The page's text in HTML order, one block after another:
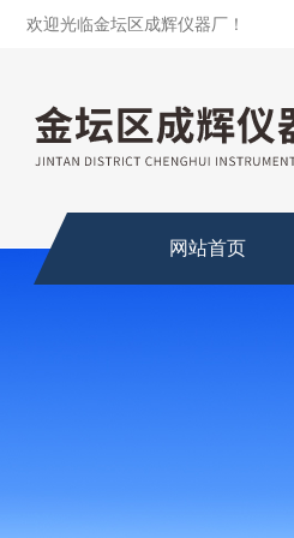
欢迎光临金坛区成辉仪器厂！
网站首页